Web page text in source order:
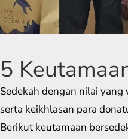
5
Sedekah dengan nilai
serta keikhlasan para
Berikut keutamaan